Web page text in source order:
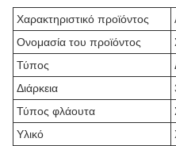
Χαρακτηριστικό προϊόντος
Ονομασία του προϊόντος
Τύπος
Διάρκεια
Τύπος φλάουτα
Υλικό